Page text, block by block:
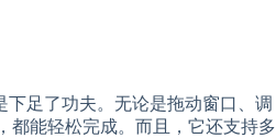
下足了功夫。无论是拖动窗口、调
都能轻松完成。而且，它还支持多